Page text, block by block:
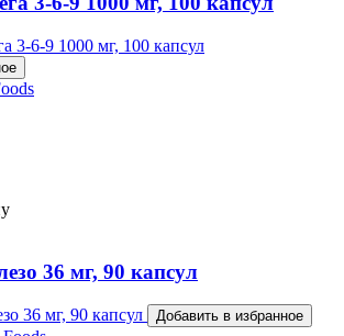
36 мг, 90 капсул
Добавить в избранное